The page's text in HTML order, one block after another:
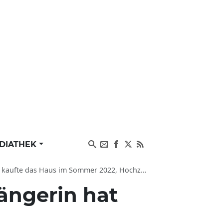
im Sommer 2022, Hochzeit mit Sam Asghari
hat